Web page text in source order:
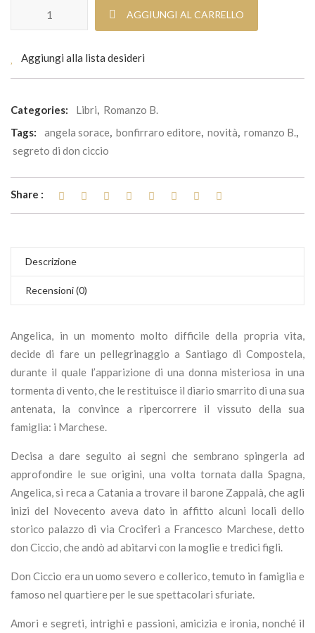
Il segreto di don Ciccio quantità
AGGIUNGI AL CARRELLO
Aggiungi alla lista desideri
Categories: Libri, Romanzo B.
Tags:
angela sorace, bonfirraro editore, novità, romanzo B.,
segreto di don ciccio
Share :
Descrizione
Recensioni (0)
Angelica, in un momento molto difficile della propria vita,
decide di fare un pellegrinaggio a Santiago di Compostela,
durante il quale l’apparizione di una donna misteriosa in una
tormenta di vento, che le restituisce il diario smarrito di una sua
antenata, la convince a ripercorrere il vissuto della sua
famiglia: i Marchese.
Decisa a dare seguito ai segni che sembrano spingerla ad
approfondire le sue origini, una volta tornata dalla Spagna,
Angelica, si reca a Catania a trovare il barone Zappalà, che agli
inizi del Novecento aveva dato in affitto alcuni locali dello
storico palazzo di via Crociferi a Francesco Marchese, detto
don Ciccio, che andò ad abitarvi con la moglie e tredici figli.
Don Ciccio era un uomo severo e collerico, temuto in famiglia e
famoso nel quartiere per le sue spettacolari sfuriate.
Amori e segreti, intrighi e passioni, amicizia e ironia, nonché il